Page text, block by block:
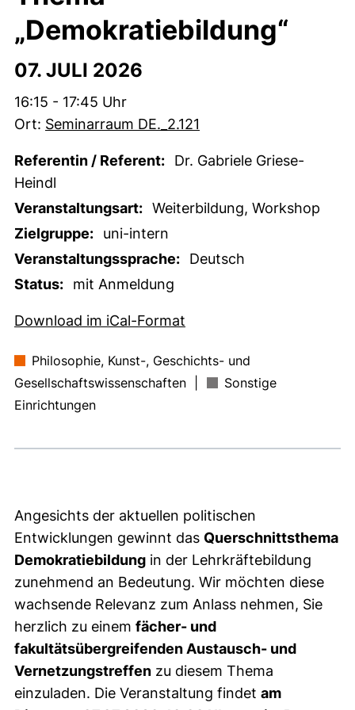
„Demokratiebildung“
07. JULI 2026
Zeit:
16:15 - 17:45 Uhr
Ort: Seminarraum DE._2.121
Referentin / Referent:
Dr. Gabriele Griese-
Heindl
Veranstaltungsart: Weiterbildung, Workshop
Zielgruppe:
uni-intern
Veranstaltungssprache:
Deutsch
Status:
mit Anmeldung
Download im iCal-Format
Philosophie, Kunst-, Geschichts- und
Gesellschaftswissenschaften
Sonstige
Einrichtungen
Angesichts der aktuellen politischen
Entwicklungen gewinnt das Querschnittsthema
Demokratiebildung in der Lehrkräftebildung
zunehmend an Bedeutung. Wir möchten diese
wachsende Relevanz zum Anlass nehmen, Sie
herzlich zu einem fächer- und
fakultätsübergreifenden Austausch- und
Vernetzungstreffen zu diesem Thema
einzuladen. Die Veranstaltung findet am